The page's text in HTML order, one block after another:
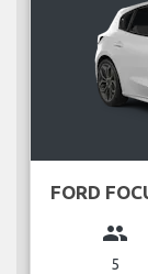
FORD
group
5